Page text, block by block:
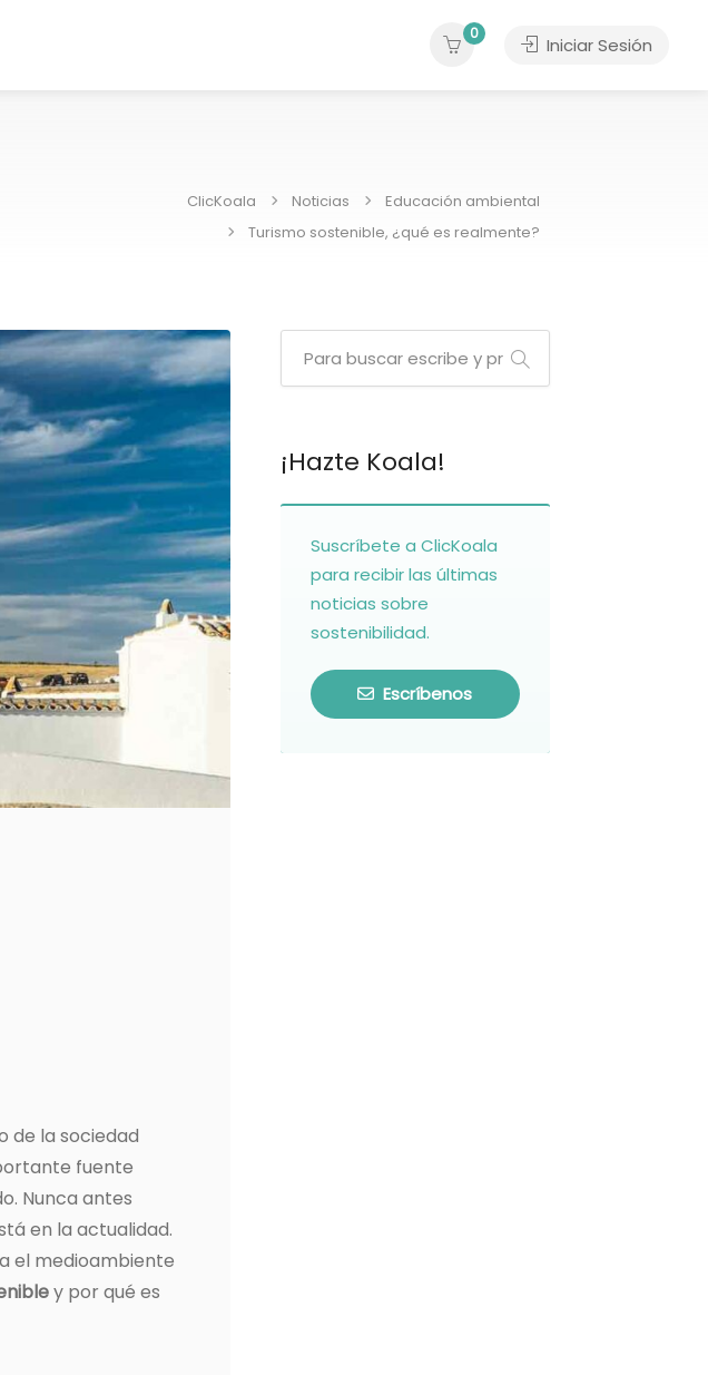
0
Iniciar Sesión
ClicKoala Noticias
Educación ambiental
Turismo sostenible, ¿qué es realmente?
de la sociedad
fuente
Nunca antes
en la actualidad.
el medioambiente
y por qué es
¡Hazte Koala!
Suscríbete a ClicKoala
para recibir las últimas
noticias sobre
sostenibilidad.
Escríbenos